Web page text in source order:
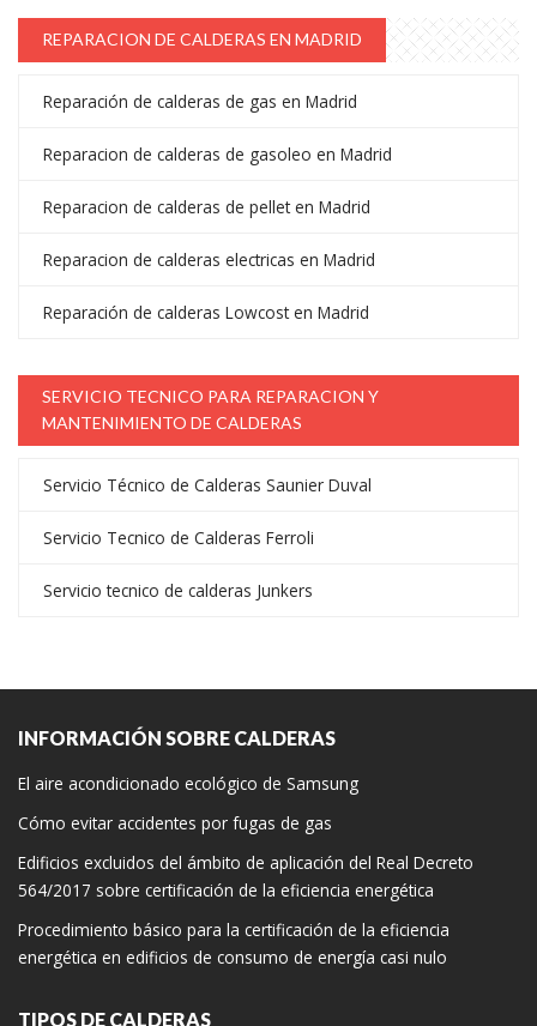
REPARACION DE CALDERAS EN MADRID
Reparación de calderas de gas en Madrid
Reparacion de calderas de gasoleo en Madrid
Reparacion de calderas de pellet en Madrid
Reparacion de calderas electricas en Madrid
Reparación de calderas Lowcost en Madrid
SERVICIO TECNICO PARA REPARACION Y
MANTENIMIENTO DE CALDERAS
Servicio Técnico de Calderas Saunier Duval
Servicio Tecnico de Calderas Ferroli
Servicio tecnico de calderas Junkers
INFORMACIÓN SOBRE CALDERAS
El aire acondicionado ecológico de Samsung
Cómo evitar accidentes por fugas de gas
Edificios excluidos del ámbito de aplicación del Real Decreto
564/2017 sobre certificación de la eficiencia energética
Procedimiento básico para la certificación de la eficiencia
energética en edificios de consumo de energía casi nulo
TIPOS DE CALDERAS